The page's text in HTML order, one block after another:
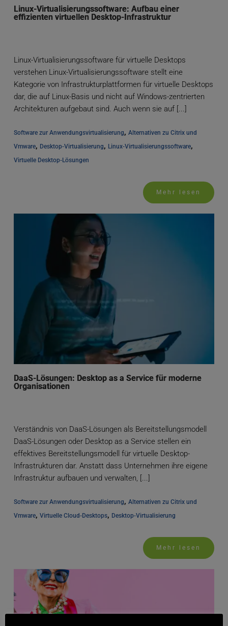
Linux-Virtualisierungssoftware: Aufbau einer
effizienten virtuellen Desktop-Infrastruktur
Linux-Virtualisierungssoftware für virtuelle Desktops
verstehen Linux-Virtualisierungssoftware stellt eine
Kategorie von Infrastrukturplattformen für virtuelle Desktops
dar, die auf Linux-Basis und nicht auf Windows-zentrierten
Architekturen aufgebaut sind. Auch wenn sie auf [...]
Software zur Anwendungsvirtualisierung, Alternativen zu Citrix und
Vmware, Desktop-Virtualisierung, Linux-Virtualisierungssoftware
Virtuelle Desktop-Lösungen
Mehr lesen
DaaS-Lösungen: Desktop as a Service für moderne
Organisationen
Verständnis von DaaS-Lösungen als Bereitstellungsmodell
DaaS-Lösungen oder Desktop as a Service stellen ein
effektives Bereitstellungsmodell für virtuelle Desktop-
Infrastrukturen dar. Anstatt dass Unternehmen ihre eigene
Infrastruktur aufbauen und verwalten, [...]
Software zur Anwendungsvirtualisierung, Alternativen zu Citrix und
Vmware, Virtuelle Cloud-Desktops, Desktop-Virtualisierung
Mehr lesen